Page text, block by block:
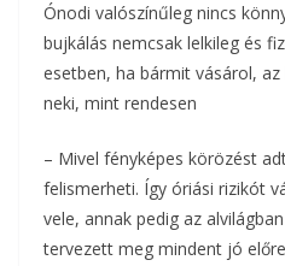
Ónodi valószínűleg nincs
bujkálás nemcsak lelkileg és
esetben, ha bármit vásárol,
neki, mint rendesen
– Mivel fényképes körözést
felismerheti. Így óriási rizikót
vele, annak pedig az
tervezett meg mindent jó